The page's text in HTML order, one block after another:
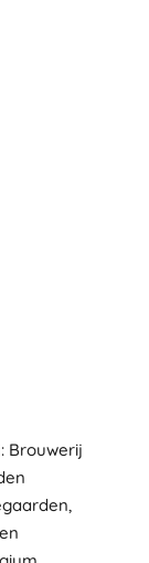
Brouwerij